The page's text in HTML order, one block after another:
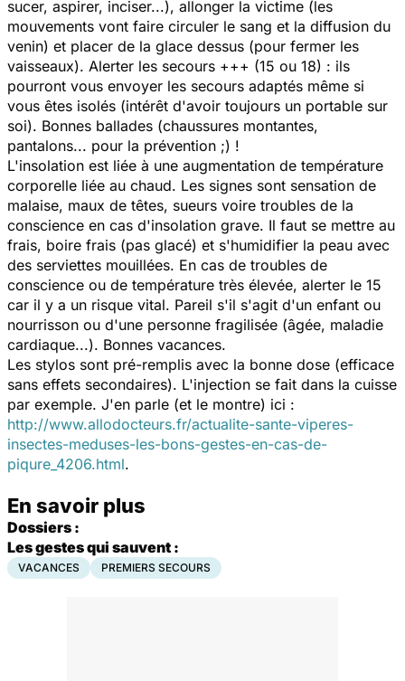
sucer, aspirer, inciser...), allonger la victime (les
mouvements vont faire circuler le sang et la diffusion du
venin) et placer de la glace dessus (pour fermer les
vaisseaux). Alerter les secours +++ (15 ou 18) : ils
pourront vous envoyer les secours adaptés même si
vous êtes isolés (intérêt d'avoir toujours un portable sur
soi). Bonnes ballades (chaussures montantes,
pantalons... pour la prévention ;) !
L'insolation est liée à une augmentation de température
corporelle liée au chaud. Les signes sont sensation de
malaise, maux de têtes, sueurs voire troubles de la
conscience en cas d'insolation grave. Il faut se mettre au
frais, boire frais (pas glacé) et s'humidifier la peau avec
des serviettes mouillées. En cas de troubles de
conscience ou de température très élevée, alerter le 15
car il y a un risque vital. Pareil s'il s'agit d'un enfant ou
nourrisson ou d'une personne fragilisée (âgée, maladie
cardiaque...). Bonnes vacances.
Les stylos sont pré-remplis avec la bonne dose (efficace
sans effets secondaires). L'injection se fait dans la cuisse
par exemple. J'en parle (et le montre) ici :
http://www.allodocteurs.fr/actualite-sante-viperes-
insectes-meduses-les-bons-gestes-en-cas-de-
piqure_4206.html.
En savoir plus
Dossiers :
Les gestes qui sauvent :
VACANCES PREMIERS SECOURS